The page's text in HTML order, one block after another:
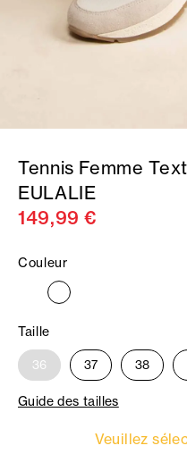
Tennis Femme
EULALIE
149,99 €
Couleur
Taille
36 37 38
Guide des tailles
Veuillez